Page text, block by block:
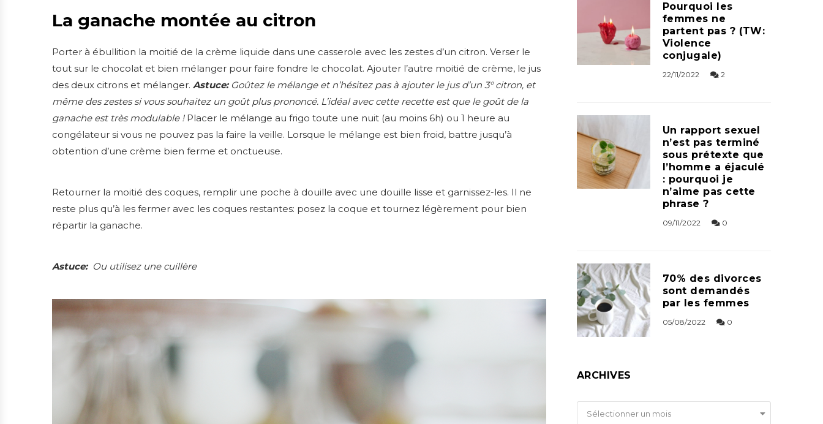
La ganache montée au citron
Porter à ébullition la moitié de la crème liquide dans une casserole avec les zestes d’un citron. Verser le
tout sur le chocolat et bien mélanger pour faire fondre le chocolat. Ajouter l’autre moitié de crème, le jus
des deux citrons et mélanger. Astuce:Goûtez le mélange et n’hésitez pas à ajouter le jus d’un 3° citron, et
même des zestes si vous souhaitez un goût plus prononcé. L’idéal avec cette recette est que le goût de la
ganache est très modulable !Placer le mélange au frigo toute une nuit (au moins 6h) ou 1 heure au
congélateur si vous ne pouvez pas la faire la veille. Lorsque le mélange est bien froid, battre jusqu’à
obtention d’une crème bien ferme et onctueuse.
Retourner la moitié des coques, remplir une poche à douille avec une douille lisse et garnissez-les. Il ne
reste plus qu’à les fermer avec les coques restantes: posez la coque et tournez légèrement pour bien
répartir la ganache.
Astuce:Ou utilisez une cuillère
Pourquoi les
femmes ne
partent pas ? (TW:
Violence
conjugale)
22/11/2022 2
Un rapport sexuel
n’est pas terminé
sous prétexte que
l’homme a éjaculé
: pourquoi je
n’aime pas cette
phrase ?
09/11/2022 0
70% des divorces
sont demandés
par les femmes
05/08/2022 0
ARCHIVES
Archives
Sélectionner un mois